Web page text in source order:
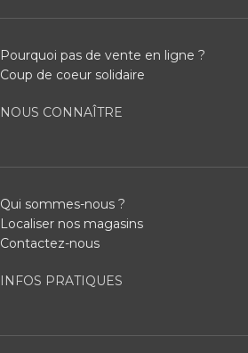
Pourquoi pas de vente en ligne ?
Coup de coeur solidaire
NOUS CONNAÎTRE
Qui sommes-nous ?
Localiser nos magasins
Contactez-nous
INFOS PRATIQUES